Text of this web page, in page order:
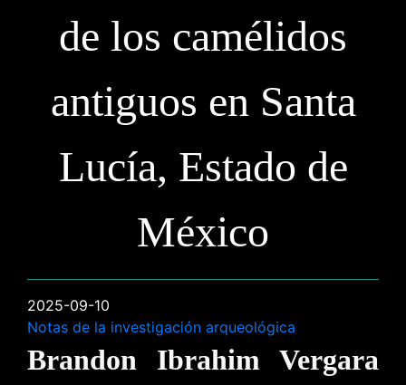
de los camélidos
antiguos en Santa
Lucí­a, Estado de
México
2025-09-10
Notas de la investigación arqueológica
Brandon Ibrahim Vergara